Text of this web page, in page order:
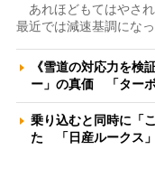
あれほどもてはやされ
最近では減速基調にな
《雪道の対応力を検
ー」の真価 「ター
乗り込むと同時に「
た 「日産ルークス